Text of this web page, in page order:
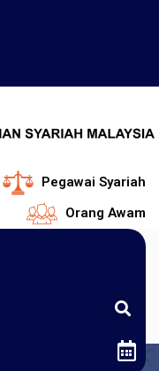
Pegawai Syariah
Orang Awam